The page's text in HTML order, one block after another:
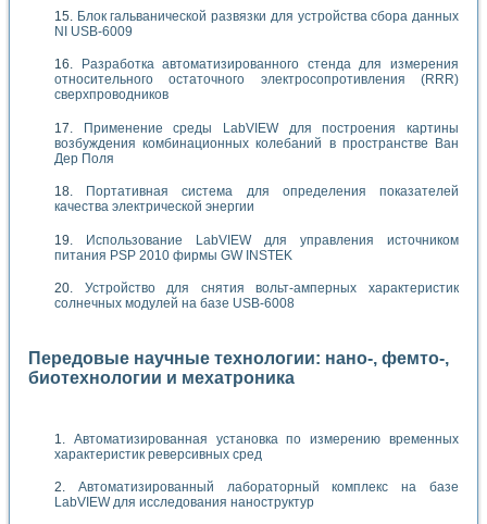
Блок гальванической развязки для устройства сбора данных
NI USB-6009
Разработка автоматизированного стенда для измерения
относительного остаточного электросопротивления (RRR)
сверхпроводников
Применение среды LabVIEW для построения картины
возбуждения комбинационных колебаний в пространстве Ван
Дер Поля
Портативная система для определения показателей
качества электрической энергии
Использование LabVIEW для управления источником
питания PSP 2010 фирмы GW INSTEK
Устройство для снятия вольт-амперных характеристик
солнечных модулей на базе USB-6008
Передовые научные технологии: нано-, фемто-,
биотехнологии и мехатроника
Автоматизированная установка по измерению временных
характеристик реверсивных сред
Автоматизированный лабораторный комплекс на базе
LabVIEW для исследования наноструктур